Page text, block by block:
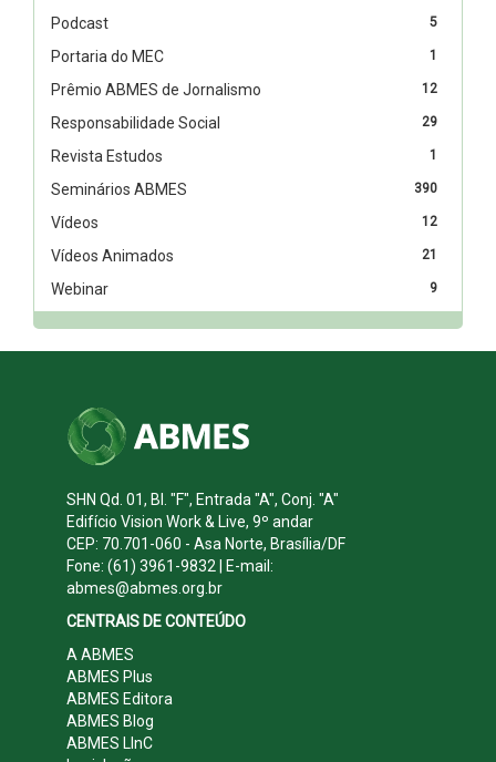
5
Podcast
1
Portaria do MEC
12
Prêmio ABMES de Jornalismo
29
Responsabilidade Social
1
Revista Estudos
390
Seminários ABMES
12
Vídeos
21
Vídeos Animados
9
Webinar
SHN Qd. 01, Bl. "F", Entrada "A", Conj. "A"
Edifício Vision Work & Live, 9º andar
CEP: 70.701-060 - Asa Norte, Brasília/DF
Fone: (61) 3961-9832 | E-mail:
abmes@abmes.org.br
CENTRAIS DE CONTEÚDO
A ABMES
ABMES Plus
ABMES Editora
ABMES Blog
ABMES LInC